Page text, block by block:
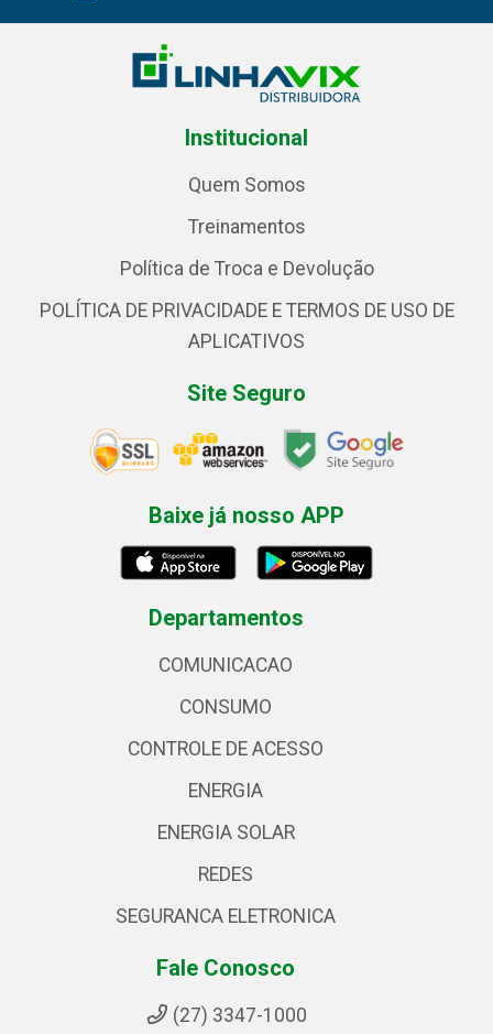
Institucional
Quem Somos
Treinamentos
Política de Troca e Devolução
POLÍTICA DE PRIVACIDADE E TERMOS DE USO DE
APLICATIVOS
Site Seguro
Baixe já nosso APP
Departamentos
COMUNICACAO
CONSUMO
CONTROLE DE ACESSO
ENERGIA
ENERGIA SOLAR
REDES
SEGURANCA ELETRONICA
Fale Conosco
(27) 3347-1000